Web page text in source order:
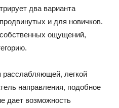
два варианта
и для новичков.
ощущений,
расслабляющей, легкой
направления, подобное
дает возможность